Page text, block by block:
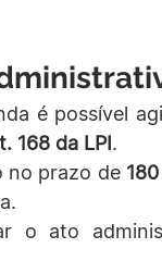
168 da LPI.
no prazo de
o ato